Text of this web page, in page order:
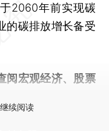
2060年前实现碳
的碳排放增长备受
阅宏观经济、股票
续阅读